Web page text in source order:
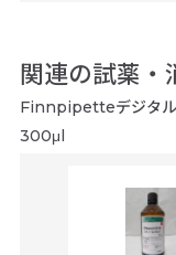
関連の試薬・
Finnpipetteデジタル
300μl